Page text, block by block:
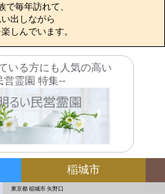
で毎年訪れて、
出しながら
しんでいます。
いる方にも人気の高い
営霊園 特集--
稲城市
東京都 稲城市 矢野口